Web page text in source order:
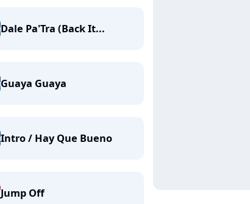
Dale Pa'Tra (Back It...
Guaya Guaya
Intro / Hay Que Bueno
Jump Off